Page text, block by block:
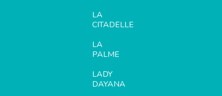
LA
CITADELLE
LA
PALME
LADY
DAYANA